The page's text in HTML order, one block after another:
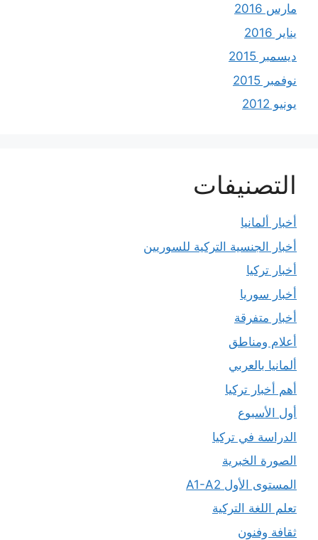
مارس 2016
يناير 2016
ديسمبر 2015
نوفمبر 2015
يونيو 2012
التصنيفات
أخبار ألمانيا
أخبار الجنسية التركية للسوريين
أخبار تركيا
أخبار سوريا
أخبار متفرقة
أعلام ومناطق
ألمانيا بالعربي
أهم أخبار تركيا
أول الأسبوع
الدراسة في تركيا
الصورة الخبرية
المستوى الأول A1-A2
تعلم اللغة التركية
ثقافة وفنون